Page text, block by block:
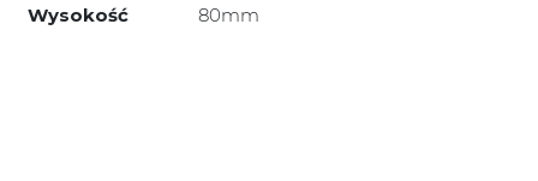
Wysokość
80mm